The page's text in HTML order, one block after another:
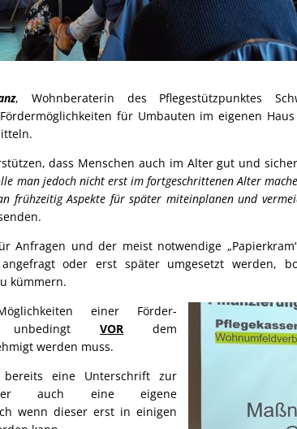
, Wohnberaterin des Pflegestützpunktes
für Umbauten im eigenen
dass Menschen auch im Alter gut und
man jedoch nicht erst im fortgeschrittenen Alter
frühzeitig Aspekte für später miteinplanen und
Anfragen und der meist notwendige
oder erst später umgesetzt werden,
kümmern.
einer Förder-
unbedingt VOR dem
werden muss.
eine Unterschrift zur
auch eine eigene
wenn dieser erst in einigen